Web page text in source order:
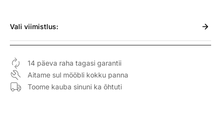
Vali viimistlus:
14 päeva raha tagasi garantii
Aitame sul mööbli kokku panna
Toome kauba sinuni ka õhtuti